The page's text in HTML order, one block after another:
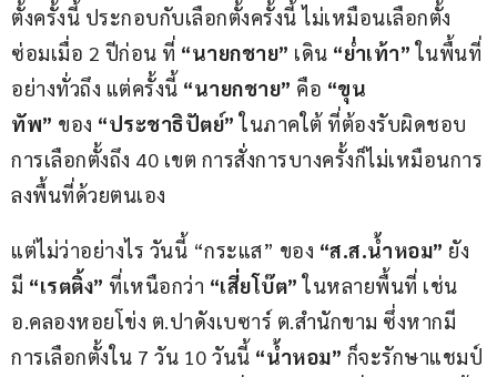
ตั้งครั้งนี้ ประกอบกับเลือกตั้งครั้งนี้ ไม่เหมือนเลือกตั้ง
ซ่อมเมื่อ 2 ปีก่อน ที่ “นายกชาย” เดิน “ย่ำเท้า” ในพื้นที่
อย่างทั่วถึง แต่ครั้งนี้ “นายกชาย” คือ “ขุน
ทัพ” ของ “ประชาธิปัตย์” ในภาคใต้ ที่ต้องรับผิดชอบ
การเลือกตั้งถึง 40 เขต การสั่งการบางครั้งก็ไม่เหมือนการ
ลงพื้นที่ด้วยตนเอง
แต่ไม่ว่าอย่างไร วันนี้ “กระแส” ของ “ส.ส.น้ำหอม” ยัง
มี “เรตติ้ง” ที่เหนือกว่า “เสี่ยโบ๊ต” ในหลายพื้นที่ เช่น
อ.คลองหอยโข่ง ต.ปาดังเบซาร์ ต.สำนักขาม ซึ่งหากมี
การเลือกตั้งใน 7 วัน 10 วันนี้ “น้ำหอม” ก็จะรักษาแชมป์